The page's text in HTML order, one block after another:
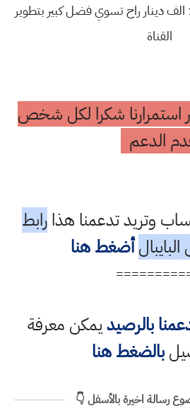
بتحويل رصيد حته لو بـ 1 الف دينار راح تسوي فضل كبير بتطوير
القناة
استمرارنا شكرا لكل شخص
الدعم
وتريد تدعمنا هذارابط
أضغط هنا
بالرصيديمكن معرفة
بالضغط هنا
رسالة اخيرة بالأسفل 👇